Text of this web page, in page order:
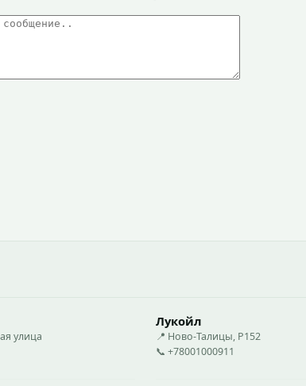
улица
Лукойл
📍 Ново-Талицы, Р152
📞 +78001000911